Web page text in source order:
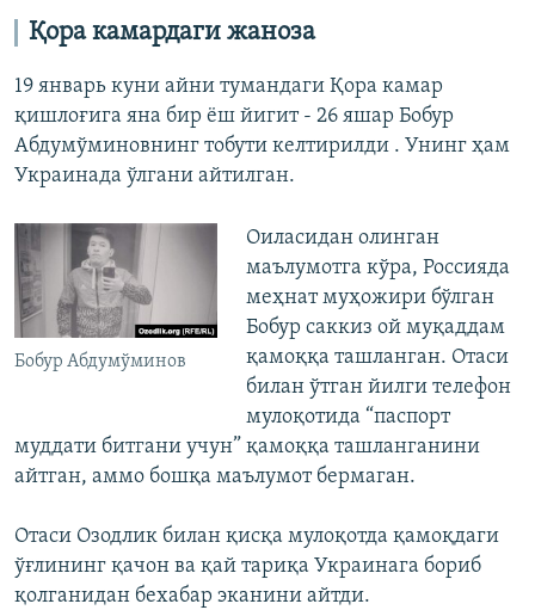
Қора камардаги жаноза
19 январь куни айни тумандаги Қора камар
қишлоғига яна бир ёш йигит - 26 яшар Бобур
Абдумўминовнинг тобути келтирилди . Унинг ҳам
Украинада ўлгани айтилган.
Бобур Абдумўминов
Оиласидан олинган
маълумотга кўра, Россияда
меҳнат муҳожири бўлган
Бобур саккиз ой муқаддам
қамоққа ташланган. Отаси
билан ўтган йилги телефон
мулоқотида “паспорт
муддати битгани учун” қамоққа ташланганини
айтган, аммо бошқа маълумот бермаган.
Отаси Озодлик билан қисқа мулоқотда қамоқдаги
ўғлининг қачон ва қай тариқа Украинага бориб
қолганидан бехабар эканини айтди.